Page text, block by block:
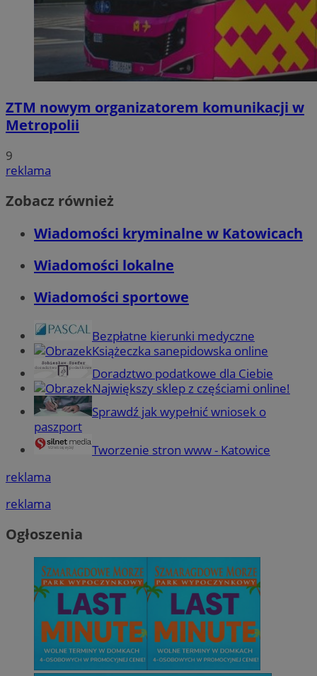
ZTM nowym organizatorem komunikacji w
Metropolii
9
reklama
Zobacz również
Wiadomości kryminalne w Katowicach
Wiadomości lokalne
Wiadomości sportowe
Bezpłatne kierunki medyczne
Książeczka sanepidowska online
Doradztwo podatkowe dla Ciebie
Największy sklep z częściami online!
Sprawdź jak wypełnić wniosek o
paszport
Tworzenie stron www - Katowice
reklama
reklama
Ogłoszenia